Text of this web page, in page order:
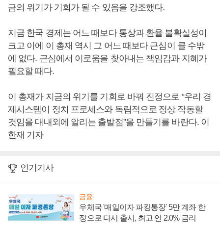
금의 위기가 기회가 될 수 있음을 강조했다.
지금 한국 경제는 어느 때보다 통상과 환율 불확실성이
크고 이에 이 총재 역시 그 어느 때보다 근심이 클 수밖
에 없다. 근심에서 이로움을 찾아내는 책임감과 지혜가
필요할 때다.
이 총재가 지금의 위기를 기회로 바꿔 진정으로 “우리 경
제시스템이 정치 프로세스와 독립적으로 정상 작동할
것임을 대내외에 알리는 출발점”을 만들기를 바란다. 이
한재 기자
인기기사
금융
우체국 '매일이자 파킹통장' 5만 계좌 한
정으로 다시 출시, 최고 연 2.0% 금리